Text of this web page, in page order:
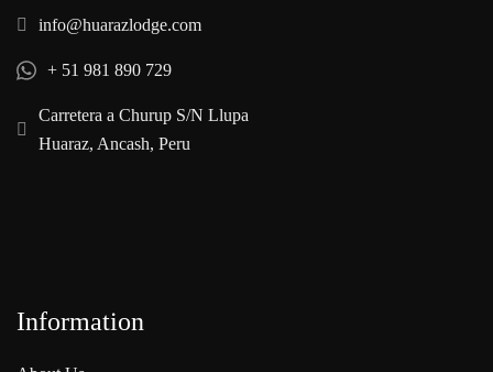
info@huarazlodge.com
+ 51 981 890 729
Carretera a Churup S/N Llupa
Huaraz, Ancash, Peru
Information